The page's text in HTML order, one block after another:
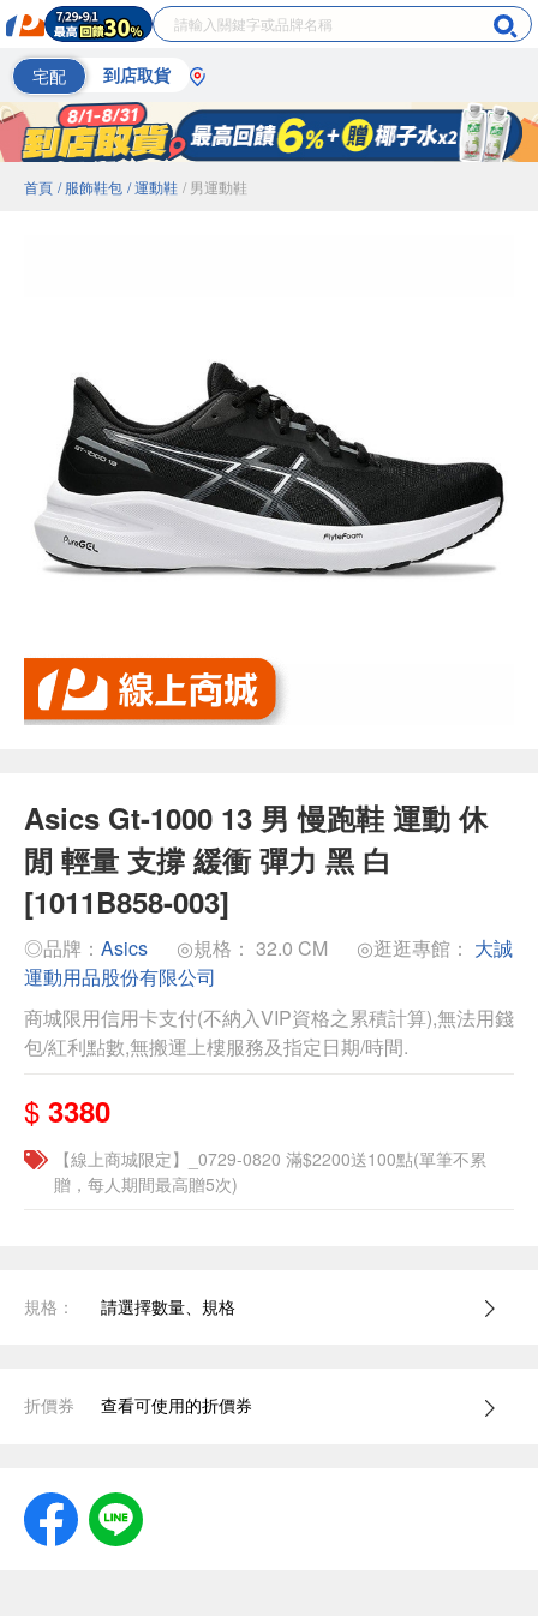
宅配 到店取貨
首頁 / 服飾鞋包 / 運動鞋 / 男運動鞋
Asics Gt-1000 13 男 慢跑鞋 運動 休
閒 輕量 支撐 緩衝 彈力 黑 白
[1011B858-003]
◎品牌： Asics ◎規格： 32.0 CM ◎逛逛專館： 大誠
運動用品股份有限公司
商城限用信用卡支付(不納入VIP資格之累積計算),無法用錢
包/紅利點數,無搬運上樓服務及指定日期/時間.
$ 3380
【線上商城限定】_0729-0820 滿$2200送100點(單筆不累
贈，每人期間最高贈5次)
規格： 請選擇數量、規格
折價券 查看可使用的折價券